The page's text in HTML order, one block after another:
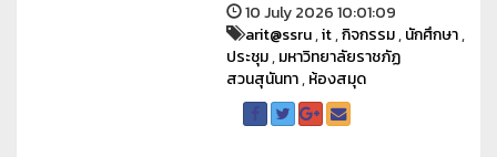
10 July 2026 10:01:09
arit@ssru,it,กิจกรรม,นักศึกษา,
ประชุม,มหาวิทยาลัยราชภัฏ
สวนสุนันทา,ห้องสมุด